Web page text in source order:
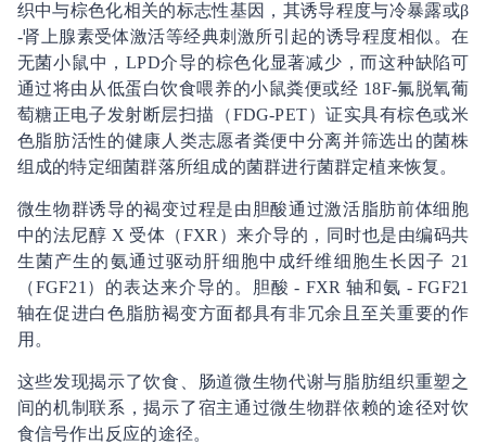
织中与棕色化相关的标志性基因，其诱导程度与冷暴露或β
-肾上腺素受体激活等经典刺激所引起的诱导程度相似。在
无菌小鼠中，LPD介导的棕色化显著减少，而这种缺陷可
通过将由从低蛋白饮食喂养的小鼠粪便或经 18F-氟脱氧葡
萄糖正电子发射断层扫描（FDG-PET）证实具有棕色或米
色脂肪活性的健康人类志愿者粪便中分离并筛选出的菌株
组成的特定细菌群落所组成的菌群进行菌群定植来恢复。
微生物群诱导的褐变过程是由胆酸通过激活脂肪前体细胞
中的法尼醇 X 受体（FXR）来介导的，同时也是由编码共
生菌产生的氨通过驱动肝细胞中成纤维细胞生长因子 21
（FGF21）的表达来介导的。胆酸 - FXR 轴和氨 - FGF21
轴在促进白色脂肪褐变方面都具有非冗余且至关重要的作
用。
这些发现揭示了饮食、肠道微生物代谢与脂肪组织重塑之
间的机制联系，揭示了宿主通过微生物群依赖的途径对饮
食信号作出反应的途径。